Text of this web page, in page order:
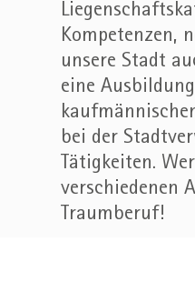
Kompetenzen,
unsere Stadt
eine
bei der
Tätigkeiten.
verschiedenen
Traumberuf!